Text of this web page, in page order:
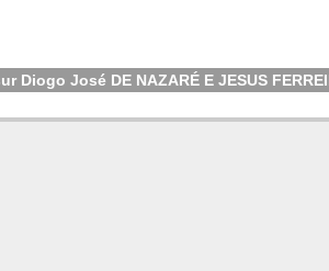
Diogo José DE NAZARÉ E JESUS